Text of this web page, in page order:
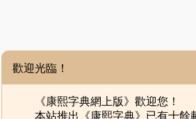
歡迎光臨！
《康熙字典網上版》歡迎您！
本站推出《康熙字典》已有十餘